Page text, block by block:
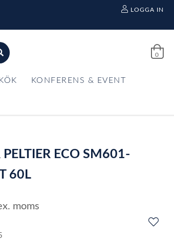
LOGGA IN
0
KONFERENS & EVENT
ECO SM601-
60L
moms